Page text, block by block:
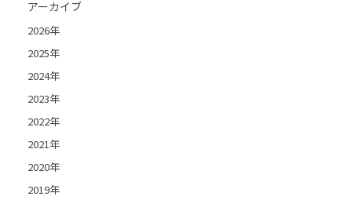
アーカイブ
2026年
2025年
2024年
2023年
2022年
2021年
2020年
2019年